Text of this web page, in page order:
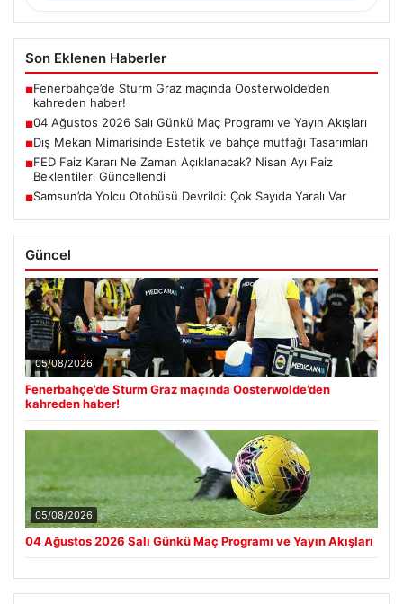
Son Eklenen Haberler
■Fenerbahçe’de Sturm Graz maçında Oosterwolde’den
kahreden haber!
■04 Ağustos 2026 Salı Günkü Maç Programı ve Yayın Akışları
■Dış Mekan Mimarisinde Estetik ve bahçe mutfağı Tasarımları
■FED Faiz Kararı Ne Zaman Açıklanacak? Nisan Ayı Faiz
Beklentileri Güncellendi
■Samsun’da Yolcu Otobüsü Devrildi: Çok Sayıda Yaralı Var
Güncel
05/08/2026
Fenerbahçe’de Sturm Graz maçında Oosterwolde’den
kahreden haber!
05/08/2026
04 Ağustos 2026 Salı Günkü Maç Programı ve Yayın Akışları